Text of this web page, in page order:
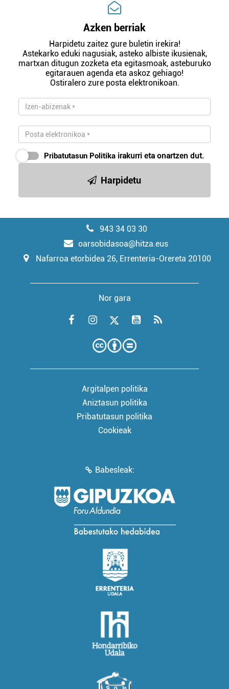
Azken berriak
Harpidetu zaitez gure buletin irekira!
Astekarko eduki nagusiak, asteko albiste ikusienak,
martxan ditugun zozketa eta egitasmoak, asteburuko
egitarauen agenda eta askoz gehiago!
Ostiralero zure posta elektronikoan.
Pribatutasun Politika irakurri eta onartzen dut.
Harpidetu
943 34 03 30
oarsobidasoa@hitza.eus
Nafarroa etorbidea 26, Errenteria-Orereta 20100
Nor gara
Argitalpen politika
Aniztasun politika
Pribatutasun politika
Cookieak
Babesleak: